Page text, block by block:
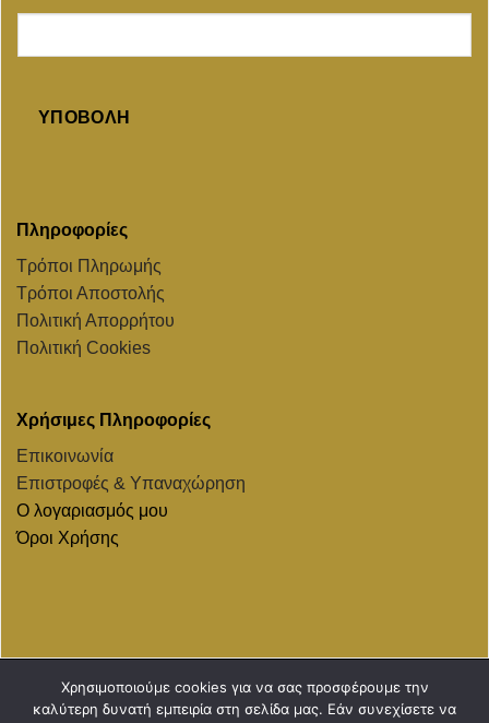
Πληροφορίες
Τρόποι Πληρωμής
Τρόποι Αποστολής
Πολιτική Απορρήτου
Πολιτική Cookies
Χρήσιμες Πληροφορίες
Επικοινωνία
Επιστροφές & Υπαναχώρηση
Ο λογαριασμός μου
Όροι Χρήσης
ΥΠΟΒΟΛΉ
MasterCardVisa PayPal Revolut
Χρησιμοποιούμε cookies για να σας προσφέρουμε την
καλύτερη δυνατή εμπειρία στη σελίδα μας. Εάν συνεχίσετε να